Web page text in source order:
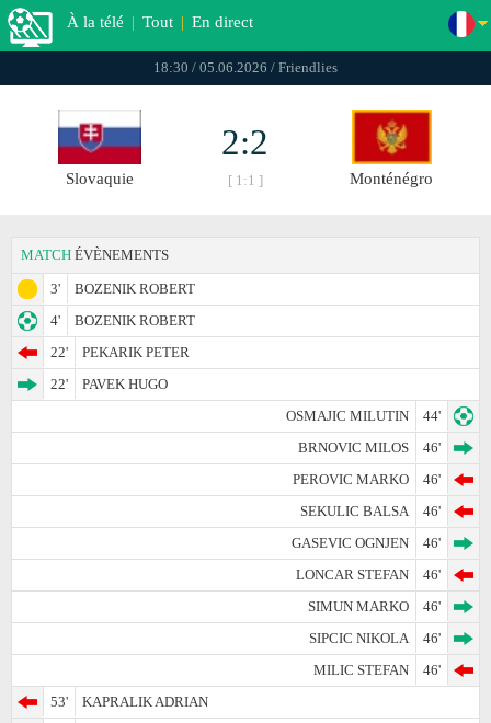
À la télé | Tout | En direct
18:30 / 05.06.2026 / Friendlies
Slovaquie
2:2
[ 1:1 ] Monténégro
MATCH ÉVÈNEMENTS
3'
BOZENIK ROBERT
4'
BOZENIK ROBERT
22'
PEKARIK PETER
22'
PAVEK HUGO
OSMAJIC MILUTIN
44'
BRNOVIC MILOS
46'
PEROVIC MARKO
46'
SEKULIC BALSA
46'
GASEVIC OGNJEN
46'
LONCAR STEFAN
46'
SIMUN MARKO
46'
SIPCIC NIKOLA
46'
MILIC STEFAN
46'
53'
KAPRALIK ADRIAN